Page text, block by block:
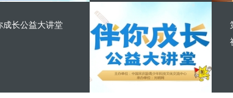
成长公益大讲堂